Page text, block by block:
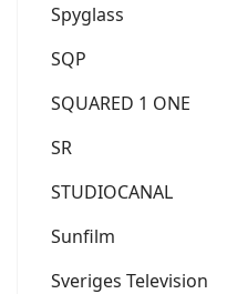
Spyglass
SQP
SQUARED 1 ONE
SR
STUDIOCANAL
Sunfilm
Sveriges Television